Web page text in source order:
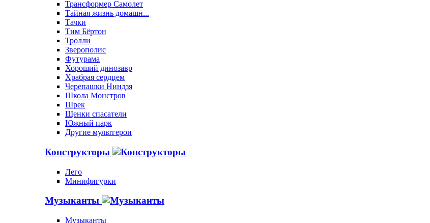
Трансформер Самолет
Тайная жизнь домашн...
Тачки
Тим Бёртон
Тролли
Зверополис
Футурама
Хороший динозавр
Храбрая сердцем
Черепашки Ниндзя
Школа Монстров
Шрек
Щенки спасатели
Южный парк
Другие мультгерои
Конструкторы
Лего
Минифигурки
Музыканты
Музыканты